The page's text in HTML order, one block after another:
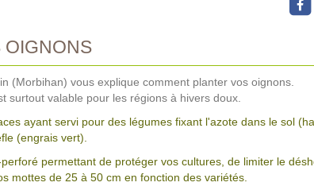
OIGNONS
(Morbihan) vous explique comment planter vos oignons.
surtout valable pour les régions à hivers doux.
ayant servi pour des légumes fixant l'azote dans le sol
(engrais vert).
permettant de protéger vos cultures, de limiter le
mottes de 25 à 50 cm en fonction des variétés.